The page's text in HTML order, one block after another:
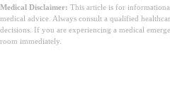
Medical Disclaimer: This article is for
medical advice. Always consult a qualified
decisions. If you are experiencing a medical
room immediately.